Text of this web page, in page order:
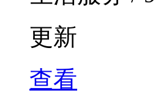
更新
查看